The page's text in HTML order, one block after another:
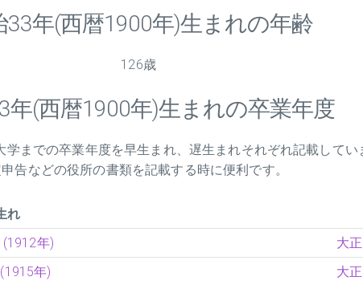
33年(西暦1900年)生まれの年齢
126歳
年(西暦1900年)生まれの卒業年度
までの卒業年度を早生まれ、遅生まれそれぞれ記載して
告などの役所の書類を記載する時に便利です。
れ
年)
大
年)
大